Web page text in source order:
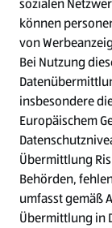
the app
können
von
Bei Nutzung
insbesondere
Europäischem
Übermittlung
Behörden,
umfasst gemäß
Übermittlung in